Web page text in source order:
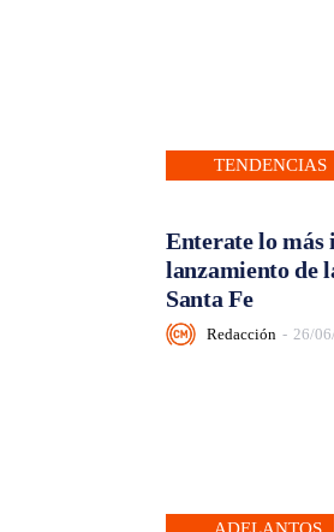
TENDENCIAS
Enterate lo más
lanzamiento de
Santa Fe
Redacción - 26/
ADELANTOS